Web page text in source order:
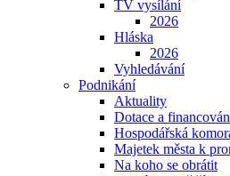
TV vysílání
2026
Hláska
2026
Vyhledávání
Podnikání
Aktuality
Dotace a
Hospodářská
Majetek města k
Na koho se obrátit